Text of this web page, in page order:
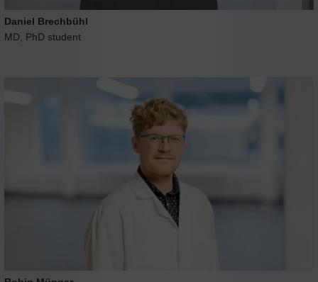
Daniel Brechbühl
MD, PhD student